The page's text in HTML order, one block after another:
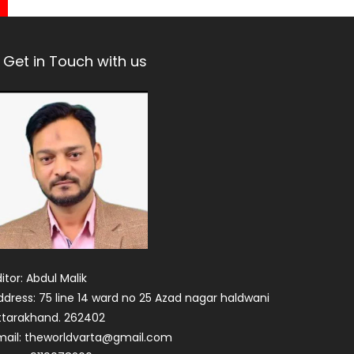
Get in Touch with us
Abdul Malik
75 line 14 ward no 25 Azad nagar haldwani
262402
theworldvarta@gmail.com